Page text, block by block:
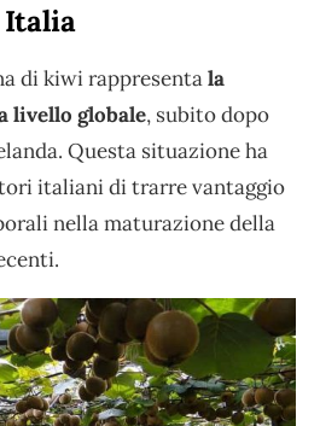
Italia
di kiwi rappresentala
livello globale, subito dopo
Questa situazione ha
italiani di trarre vantaggio
nella maturazione della